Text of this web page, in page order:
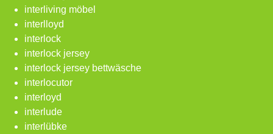
interliving möbel
interlloyd
interlock
interlock jersey
interlock jersey bettwäsche
interlocutor
interloyd
interlude
interlübke